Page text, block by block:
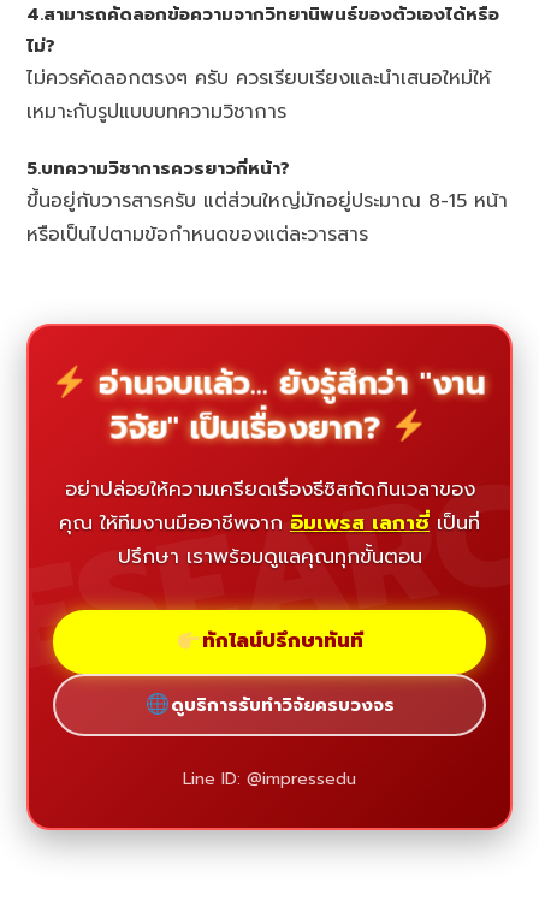
4.สามารถคัดลอกข้อความจากวิทยานิพนธ์ของตัวเองได้หรือ
ไม่?
ไม่ควรคัดลอกตรงๆ ครับ ควรเรียบเรียงและนำเสนอใหม่ให้
เหมาะกับรูปแบบบทความวิชาการ
5.บทความวิชาการควรยาวกี่หน้า?
ขึ้นอยู่กับวารสารครับ แต่ส่วนใหญ่มักอยู่ประมาณ 8-15 หน้า
หรือเป็นไปตามข้อกำหนดของแต่ละวารสาร
อ่านจบแล้ว... ยังรู้สึกว่า "งาน
วิจัย" เป็นเรื่องยาก?
อย่าปล่อยให้ความเครียดเรื่องธีซิสกัดกินเวลาของ
คุณ ให้ทีมงานมืออาชีพจาก อิมเพรส เลกาซี่ เป็นที่
ปรึกษา เราพร้อมดูแลคุณทุกขั้นตอน
ทักไลน์ปรึกษาทันที
ดูบริการรับทำวิจัยครบวงจร
Line ID: @impressedu